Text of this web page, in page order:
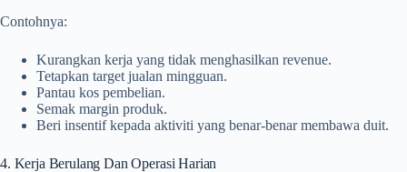
Contohnya:
Kurangkan kerja yang tidak menghasilkan revenue.
Tetapkan target jualan mingguan.
Pantau kos pembelian.
Semak margin produk.
Beri insentif kepada aktiviti yang benar-benar membawa duit.
4. Kerja Berulang Dan Operasi Harian